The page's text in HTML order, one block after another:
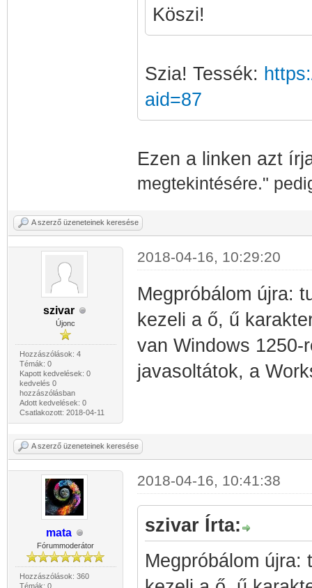
Köszi!
Szia! Tessék:
aid=87
Ezen a linken azt
megtekintésére."
A szerző üzeneteinek keresése
szivar
Újonc
Hozzászólások: 4
Témák: 0
Kapott kedvelések: 0
kedvelés 0
hozzászólásban
Adott kedvelések: 0
Csatlakozott: 2018-04-11
2018-04-16, 10:29:20
Megpróbálom újra:
kezeli a ő, ű
van Windows
javasoltátok, a
A szerző üzeneteinek keresése
mata
Fórummoderátor
Hozzászólások: 360
Témák: 0
2018-04-16, 10:41:38
szivar Írta:
Megpróbálom újra: